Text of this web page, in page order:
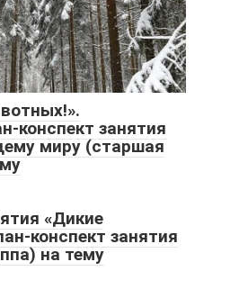
конспект занятия
миру (старшая
«Дикие
конспект занятия
на тему